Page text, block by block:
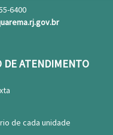
6400
DE ATENDIMENTO
de cada unidade